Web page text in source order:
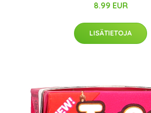
8.99 EUR
LISÄTIETOJA